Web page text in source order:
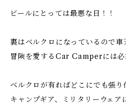
ビールにとっては最悪な日！！
裏はベルクロになっているので車
冒険を愛するCar Camperには必
ベルクロが有ればどこにでも張り
キャンプギア、ミリタリーウェア